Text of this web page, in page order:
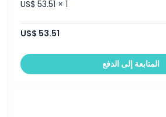
US$ 53.51 × 1
US$ 53.51
المتابعة إلى الدفع